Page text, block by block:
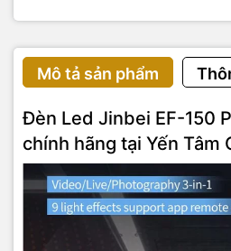
Mô tả sản phẩm
Đèn Led Jinbei EF-150
chính hãng tại Yến Tâm